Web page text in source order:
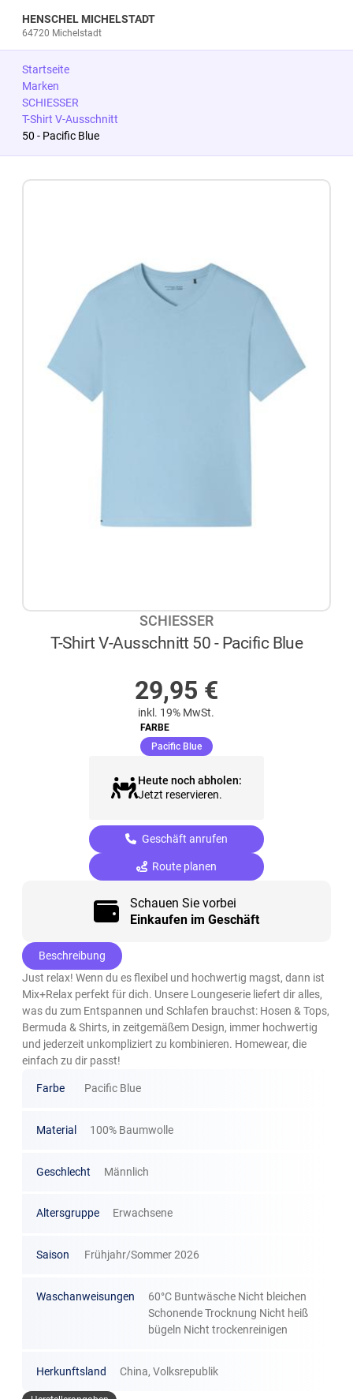
HENSCHEL MICHELSTADT
64720 Michelstadt
Startseite
Marken
SCHIESSER
T-Shirt V-Ausschnitt
50 - Pacific Blue
SCHIESSER
T-Shirt V-Ausschnitt 50 - Pacific Blue
29,95 €
inkl. 19% MwSt.
FARBE
Pacific Blue(ausgewählt)
Heute noch abholen:
Jetzt reservieren.
Geschäft anrufen
Route planen
Schauen Sie vorbei
Einkaufen im Geschäft
Beschreibung
Just relax! Wenn du es flexibel und hochwertig magst, dann ist
Mix+Relax perfekt für dich. Unsere Loungeserie liefert dir alles,
was du zum Entspannen und Schlafen brauchst: Hosen & Tops,
Bermuda & Shirts, in zeitgemäßem Design, immer hochwertig
und jederzeit unkompliziert zu kombinieren. Homewear, die
einfach zu dir passt!
Farbe Pacific Blue
Material 100% Baumwolle
Geschlecht Männlich
Altersgruppe Erwachsene
Saison Frühjahr/Sommer 2026
Waschanweisungen
60°C Buntwäsche Nicht bleichen
Schonende Trocknung Nicht heiß
bügeln Nicht trockenreinigen
Herkunftsland China, Volksrepublik